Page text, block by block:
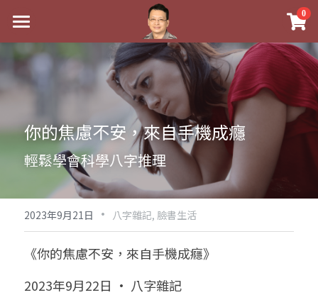
0
最新消息
關於我
祖傳命理
手工印鑑
課程介紹
五行八字學
後天派陽宅
Blog
黃金會員專區
八字雜記
心靈成長
試閱專區
Podcast聽書
團隊訓練營
線上學苑
八字初階班1
命理商城
你的焦慮不安，來自手機成癮
輕鬆學會科學八字推理
2023年9月21日 · 八字雜記, 臉書生活
《你的焦慮不安，來自手機成癮》
2023年9月22日 · 八字雜記
×
商品分類
八字線上完整班
科學八字推理PDF
《十神高階實戰錄》完整典藏版
1美元超值PDF